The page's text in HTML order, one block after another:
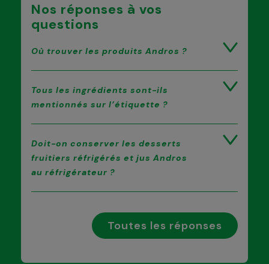
Nos réponses à vos
questions
Où trouver les produits Andros ?
Tous les ingrédients sont-ils
mentionnés sur l’étiquette ?
Doit-on conserver les desserts
fruitiers réfrigérés et jus Andros
au réfrigérateur ?
Toutes les réponses